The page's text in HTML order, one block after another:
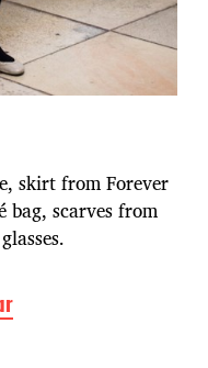
skirt from Forever
bag, scarves from